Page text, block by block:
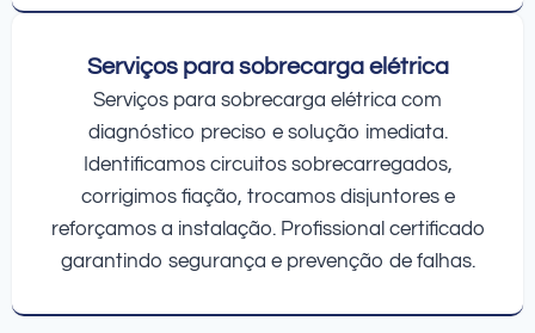
Serviços para sobrecarga elétrica
Serviços para sobrecarga elétrica com
diagnóstico preciso e solução imediata.
Identificamos circuitos sobrecarregados,
corrigimos fiação, trocamos disjuntores e
reforçamos a instalação. Profissional certificado
garantindo segurança e prevenção de falhas.